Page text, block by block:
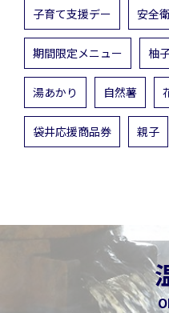
子育て支援デー 安全
期間限定メニュー 柚
湯あかり 自然薯
袋井応援商品券 親子